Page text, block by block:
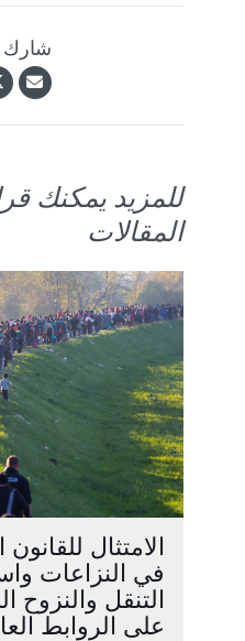
شارك
للمزيد يمكنك
المقالات
الامتثال
في النزاعات
التنقل والنزوح
على الروابط